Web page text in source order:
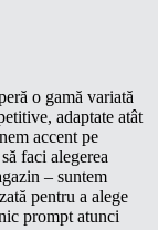
o gamă variată
adaptate atât
accent pe
faci alegerea
– suntem
pentru a alege
prompt atunci